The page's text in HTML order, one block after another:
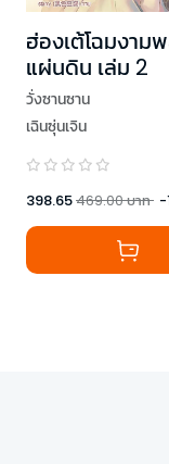
ฮ่องเต้โฉมงาม
แผ่นดิน เล่ม 2
วั่งซานซาน
เฉินซุ่นเจิน
398.65469.00บาท -